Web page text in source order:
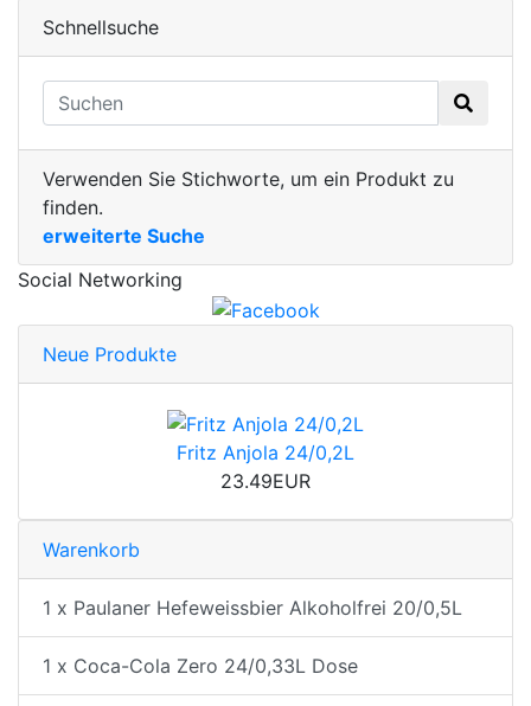
Schnellsuche
Verwenden Sie Stichworte, um ein Produkt zu
finden.
erweiterte Suche
Social Networking
Neue Produkte
Fritz Anjola 24/0,2L
23.49EUR
Warenkorb
1 x Paulaner Hefeweissbier Alkoholfrei 20/0,5L
1 x Coca-Cola Zero 24/0,33L Dose